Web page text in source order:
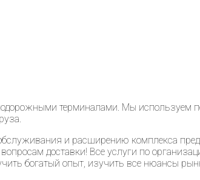
терминалами. Мы используем
и расширению комплекса
доставки! Все услуги по
богатый опыт, изучить все нюансы